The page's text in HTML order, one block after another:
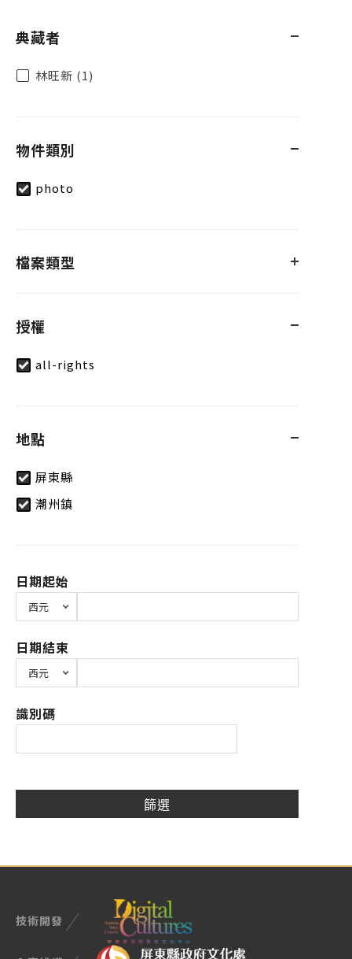
典藏者
林旺新 (1)
物件類別
photo
檔案類型
授權
all-rights
地點
屏東縣
潮州鎮
日期起始
日期結束
識別碼
技術開發